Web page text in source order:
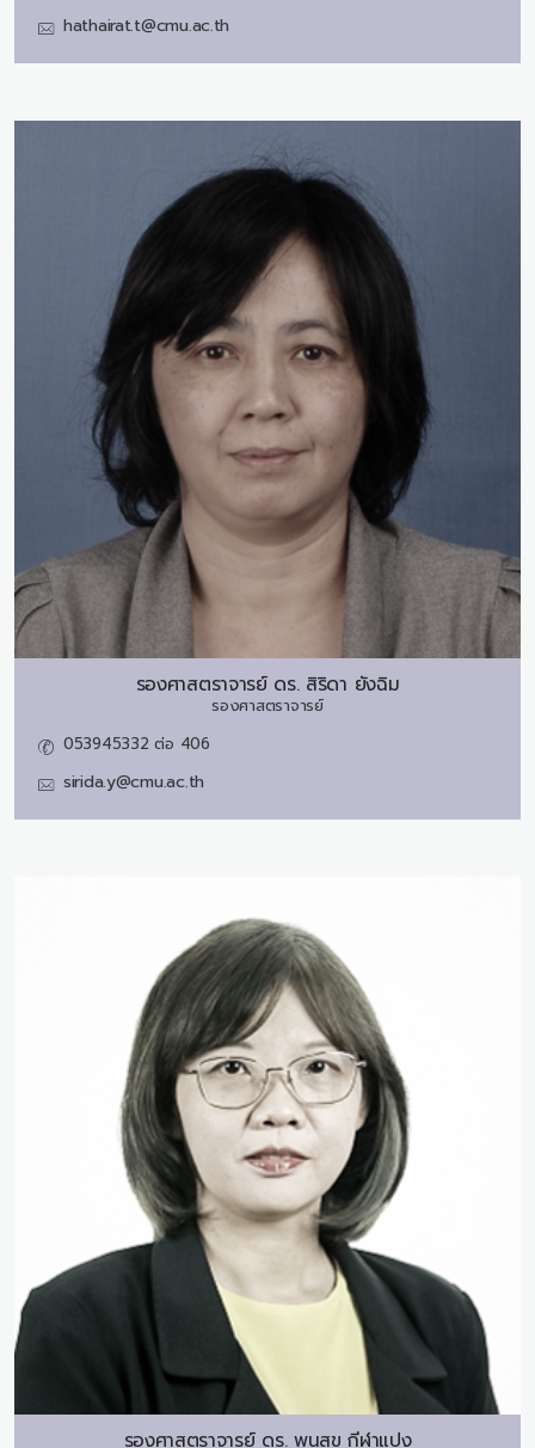
hathairat.t@cmu.ac.th
รองศาสตราจารย์ ดร. สิริดา ยังฉิม
รองศาสตราจารย์
053945332 ต่อ 406
sirida.y@cmu.ac.th
รองศาสตราจารย์ ดร. พูนสุข กีฬาแปง